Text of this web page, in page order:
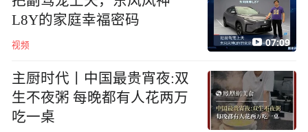
L8Y的家庭幸福密码
视频 07:09
主厨时代丨中国最贵宵夜:双
生不夜粥 每晚都有人花两万
吃一桌